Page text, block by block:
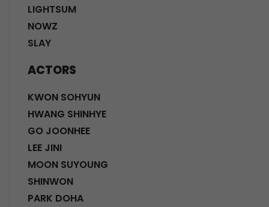
LIGHTSUM
NOWZ
SLAY
ACTORS
KWON SOHYUN
HWANG SHINHYE
GO JOONHEE
LEE JINI
MOON SUYOUNG
SHINWON
PARK DOHA